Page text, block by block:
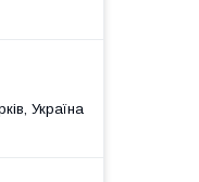
Україна